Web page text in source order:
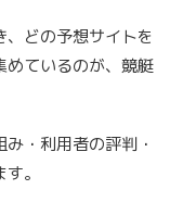
、どの予想サイトを
めているのが、競艇
・利用者の評判・
。